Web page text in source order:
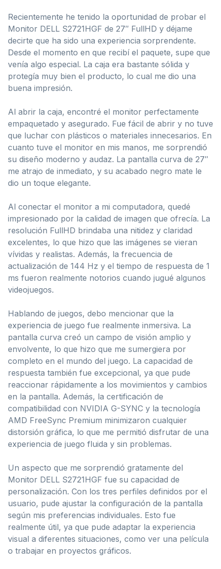
Recientemente he tenido la oportunidad de probar el
Monitor DELL S2721HGF de 27″ FullHD y déjame
decirte que ha sido una experiencia sorprendente.
Desde el momento en que recibí el paquete, supe que
venía algo especial. La caja era bastante sólida y
protegía muy bien el producto, lo cual me dio una
buena impresión.
Al abrir la caja, encontré el monitor perfectamente
empaquetado y asegurado. Fue fácil de abrir y no tuve
que luchar con plásticos o materiales innecesarios. En
cuanto tuve el monitor en mis manos, me sorprendió
su diseño moderno y audaz. La pantalla curva de 27″
me atrajo de inmediato, y su acabado negro mate le
dio un toque elegante.
Al conectar el monitor a mi computadora, quedé
impresionado por la calidad de imagen que ofrecía. La
resolución FullHD brindaba una nitidez y claridad
excelentes, lo que hizo que las imágenes se vieran
vívidas y realistas. Además, la frecuencia de
actualización de 144 Hz y el tiempo de respuesta de 1
ms fueron realmente notorios cuando jugué algunos
videojuegos.
Hablando de juegos, debo mencionar que la
experiencia de juego fue realmente inmersiva. La
pantalla curva creó un campo de visión amplio y
envolvente, lo que hizo que me sumergiera por
completo en el mundo del juego. La capacidad de
respuesta también fue excepcional, ya que pude
reaccionar rápidamente a los movimientos y cambios
en la pantalla. Además, la certificación de
compatibilidad con NVIDIA G-SYNC y la tecnología
AMD FreeSync Premium minimizaron cualquier
distorsión gráfica, lo que me permitió disfrutar de una
experiencia de juego fluida y sin problemas.
Un aspecto que me sorprendió gratamente del
Monitor DELL S2721HGF fue su capacidad de
personalización. Con los tres perfiles definidos por el
usuario, pude ajustar la configuración de la pantalla
según mis preferencias individuales. Esto fue
realmente útil, ya que pude adaptar la experiencia
visual a diferentes situaciones, como ver una película
o trabajar en proyectos gráficos.